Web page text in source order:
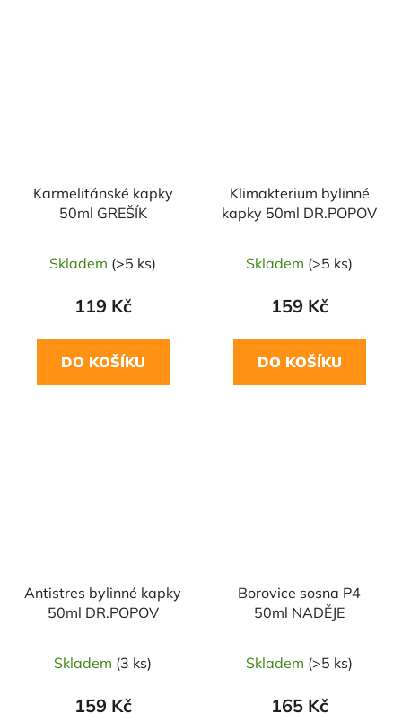
Karmelitánské kapky
50ml GREŠÍK
Skladem (>5 ks)
119 Kč
DO KOŠÍKU
Klimakterium bylinné
kapky 50ml DR.POPOV
Skladem (>5 ks)
159 Kč
DO KOŠÍKU
Antistres bylinné kapky
50ml DR.POPOV
Skladem (3 ks)
159 Kč
Borovice sosna P4
50ml NADĚJE
Skladem (>5 ks)
165 Kč